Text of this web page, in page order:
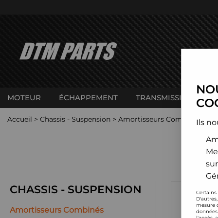
MOTEUR ÉCHAPPEMENT TRANSMISSION
Accueil > Chassis - Suspension > Amortisseurs Combinés
CHASSIS - SUSPENSION
Amortisseurs Combinés
A4 /
Ils
mesure